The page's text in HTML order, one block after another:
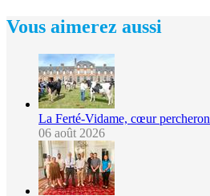
Vous aimerez aussi
La Ferté-Vidame, cœur percheron
06 août 2026